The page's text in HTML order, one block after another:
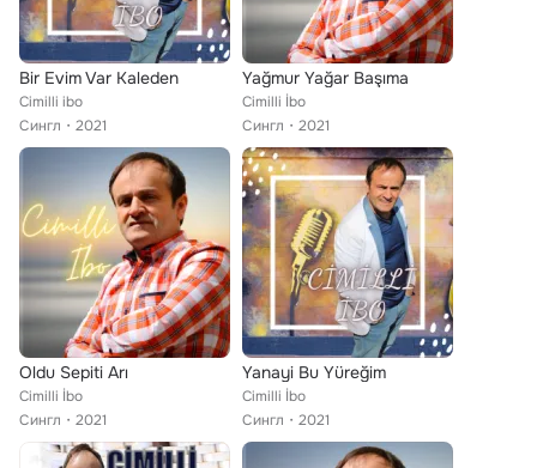
Bir Evim Var Kaleden
Cimilli ibo
Сингл
2021
Yağmur Yağar Başıma
Cimilli İbo
Сингл
2021
Oldu Sepiti Arı
Cimilli İbo
Сингл
2021
Yanayi Bu Yüreğim
Cimilli İbo
Сингл
2021